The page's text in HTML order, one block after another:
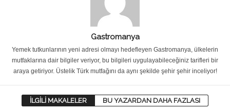
Gastromanya
Yemek tutkunlarının yeni adresi olmayı hedefleyen Gastromanya, ülkelerin
mutfaklarına dair bilgiler veriyor, bu bilgileri uygulayabileceğiniz tarifleri bir
araya getiriyor. Üstelik Türk mutfağını da aynı şekilde şehir şehir inceliyor!
İLGİLİ MAKALELER BU YAZARDAN DAHA FAZLASI